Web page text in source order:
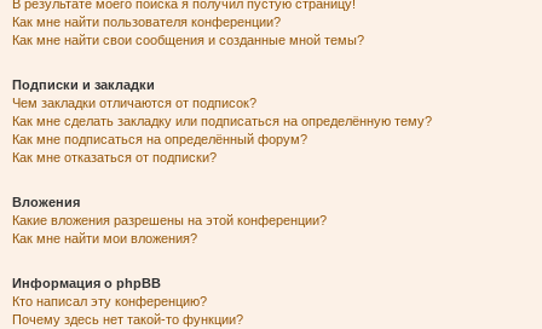
В результате моего поиска я получил пустую страницу!
Как мне найти пользователя конференции?
Как мне найти свои сообщения и созданные мной темы?
Подписки и закладки
Чем закладки отличаются от подписок?
Как мне сделать закладку или подписаться на определённую тему?
Как мне подписаться на определённый форум?
Как мне отказаться от подписки?
Вложения
Какие вложения разрешены на этой конференции?
Как мне найти мои вложения?
Информация о phpBB
Кто написал эту конференцию?
Почему здесь нет такой-то функции?